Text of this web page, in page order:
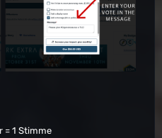
= 1 Stimme